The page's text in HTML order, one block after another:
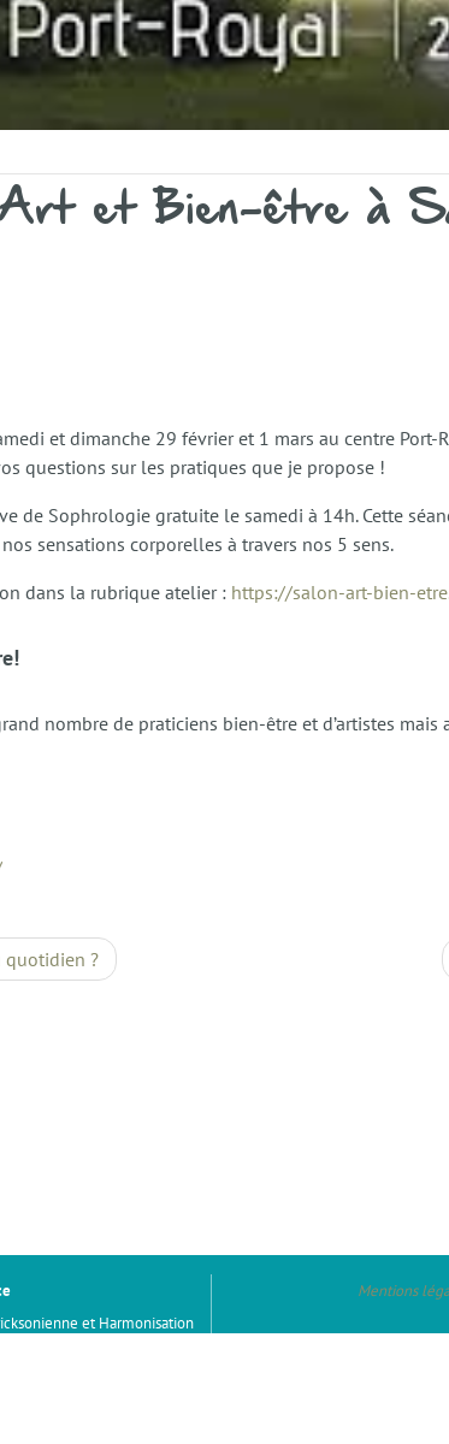
Art et Bien-être à
et dimanche 29 février et 1 mars au centre
questions sur les pratiques que je propose !
de Sophrologie gratuite le samedi à 14h. Cette
sensations corporelles à travers nos 5 sens.
dans la rubrique atelier : https://salon-art-bien-
nombre de praticiens bien-être et d’artistes mais
quotidien ?
et Harmonisation
Mentions